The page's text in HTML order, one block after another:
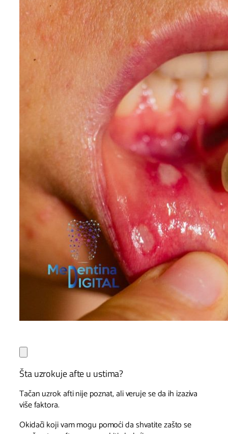
Šta uzrokuje afte u ustima?
Tačan uzrok afti nije poznat, ali veruje se da ih izaziva
više faktora.
Okidači koji vam mogu pomoći da shvatite zašto se